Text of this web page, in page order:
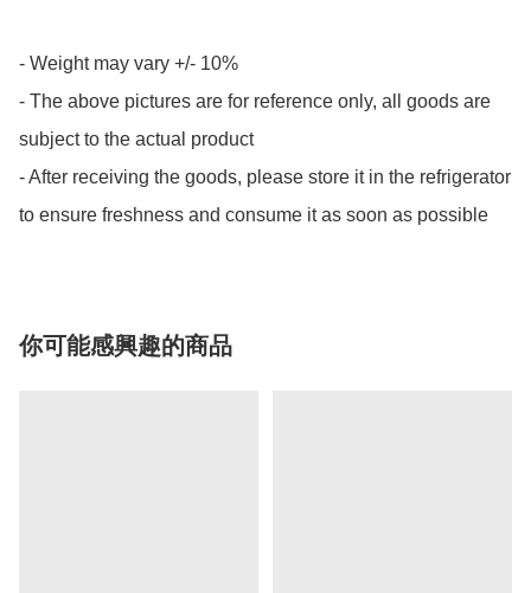
- Weight may vary +/- 10%
- The above pictures are for reference only, all goods are
subject to the actual product
- After receiving the goods, please store it in the refrigerator
to ensure freshness and consume it as soon as possible
你可能感興趣的商品